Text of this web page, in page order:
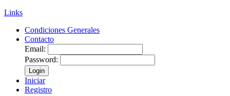
Links
Condiciones Generales
Contacto
Email:
Password:
Login
Iniciar
Registro